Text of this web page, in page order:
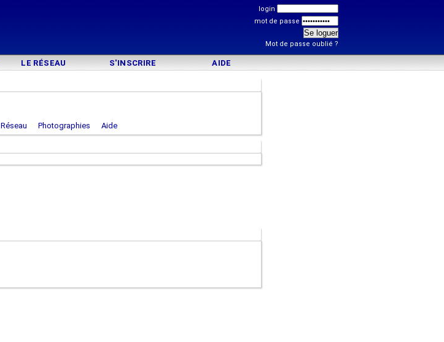
login
mot de passe
Mot de passe oublié ?
LE RÉSEAU S'INSCRIRE AIDE
Réseau Photographies Aide